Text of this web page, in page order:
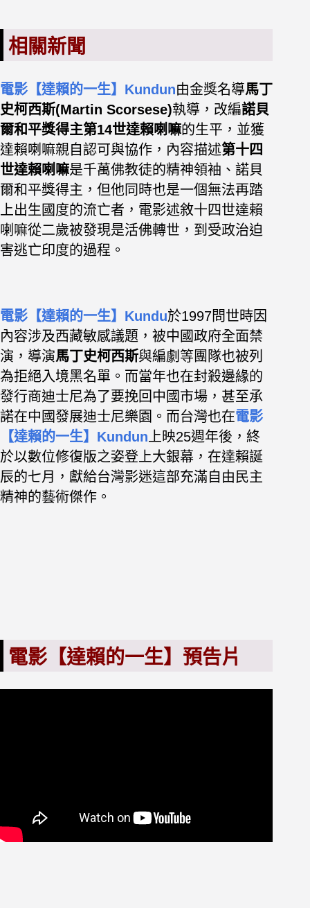
相關新聞
電影【達賴的一生】Kundun由金獎名導馬丁
史柯西斯(Martin Scorsese)執導，改編諾貝
爾和平獎得主第14世達賴喇嘛的生平，並獲
達賴喇嘛親自認可與協作，內容描述第十四
世達賴喇嘛是千萬佛教徒的精神領袖、諾貝
爾和平獎得主，但他同時也是一個無法再踏
上出生國度的流亡者，電影述敘十四世達賴
喇嘛從二歲被發現是活佛轉世，到受政治迫
害逃亡印度的過程。
電影【達賴的一生】Kundu於1997問世時因
內容涉及西藏敏感議題，被中國政府全面禁
演，導演馬丁史柯西斯與編劇等團隊也被列
為拒絕入境黑名單。 而當年也在封殺邊緣的
發行商迪士尼為了要挽回中國市場，甚至承
諾在中國發展迪士尼樂園。而台灣也在電影
【達賴的一生】Kundun 上映25週年後，終
於以數位修復版之姿登上大銀幕，在達賴誕
辰的七月，獻給台灣影迷這部充滿自由民主
精神的藝術傑作。
電影【達賴的一生】預告片